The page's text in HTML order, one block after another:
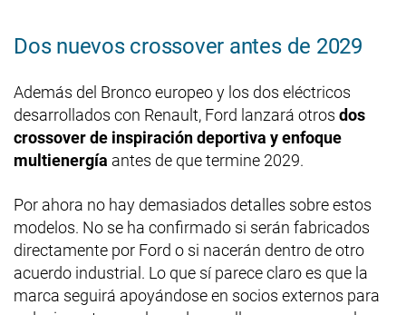
Dos nuevos crossover antes de 2029
Además del Bronco europeo y los dos eléctricos
desarrollados con Renault, Ford lanzará otros dos
crossover de inspiración deportiva y enfoque
multienergía antes de que termine 2029.
Por ahora no hay demasiados detalles sobre estos
modelos. No se ha confirmado si serán fabricados
directamente por Ford o si nacerán dentro de otro
acuerdo industrial. Lo que sí parece claro es que la
marca seguirá apoyándose en socios externos para